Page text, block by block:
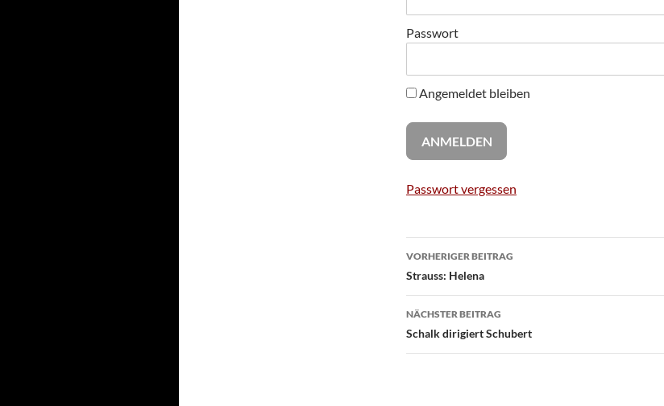
Passwort
Angemeldet bleiben
Passwort vergessen
Beitragsnavigation
VORHERIGER BEITRAG
Strauss: Helena
NÄCHSTER BEITRAG
Schalk dirigiert Schubert